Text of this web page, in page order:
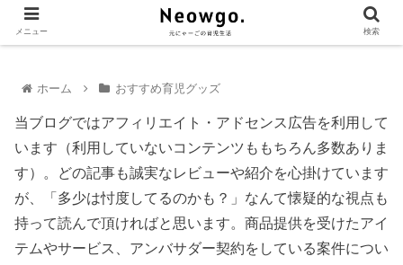
ホーム おすすめ育児グッズ
当ブログではアフィリエイト・アドセンス広告を利用して
います（利用していないコンテンツももちろん多数ありま
す）。どの記事も誠実なレビューや紹介を心掛けています
が、「多少は忖度してるのかも？」なんて懐疑的な視点も
持って読んで頂ければと思います。商品提供を受けたアイ
テムやサービス、アンバサダー契約をしている案件につい
メニュー 検索